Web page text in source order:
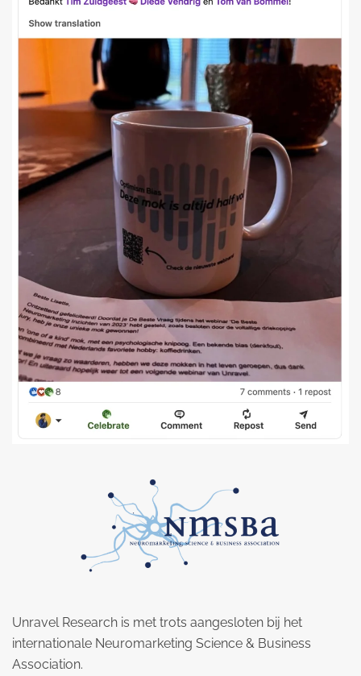
Unravel Research is met trots aangesloten bij het
internationale Neuromarketing Science & Business
Association.